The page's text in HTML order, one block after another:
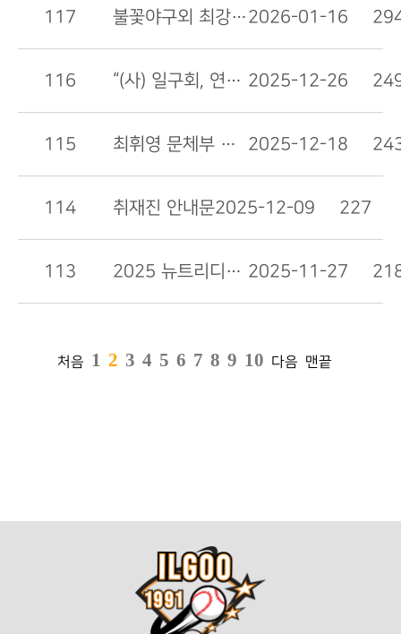
117 불꽃야구외 최강야구 모두 한국야구의 소중한 자…2026-01-16
116 “(사) 일구회, 연천군의 ‘야구에 대한 책임’에… 2025-12-26
115 최휘영 문체부 장관의 ‘5만석 이상 대형 돔구장 … 2025-12-18
114 취재진 안내문2025-12-09 227
113 2025 뉴트리디데이 일구상 수상자 최종 발표 2025-11-27
처음 1 2 3 4 5 6 7 8 9 10 다음 맨끝